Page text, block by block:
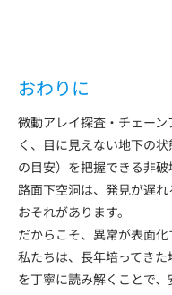
おわりに
微動アレイ探査・チェー
く、目に見えない地下の
の目安）を把握できる非破
路面下空洞は、発見が遅
おそれがあります。
だからこそ、異常が表面化
私たちは、長年培ってき
を丁寧に読み解くことで